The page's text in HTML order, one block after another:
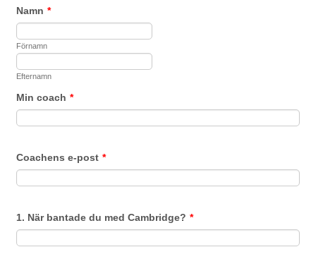
Namn *
Förnamn
Efternamn
Min coach *
Coachens e-post *
1. När bantade du med Cambridge? *